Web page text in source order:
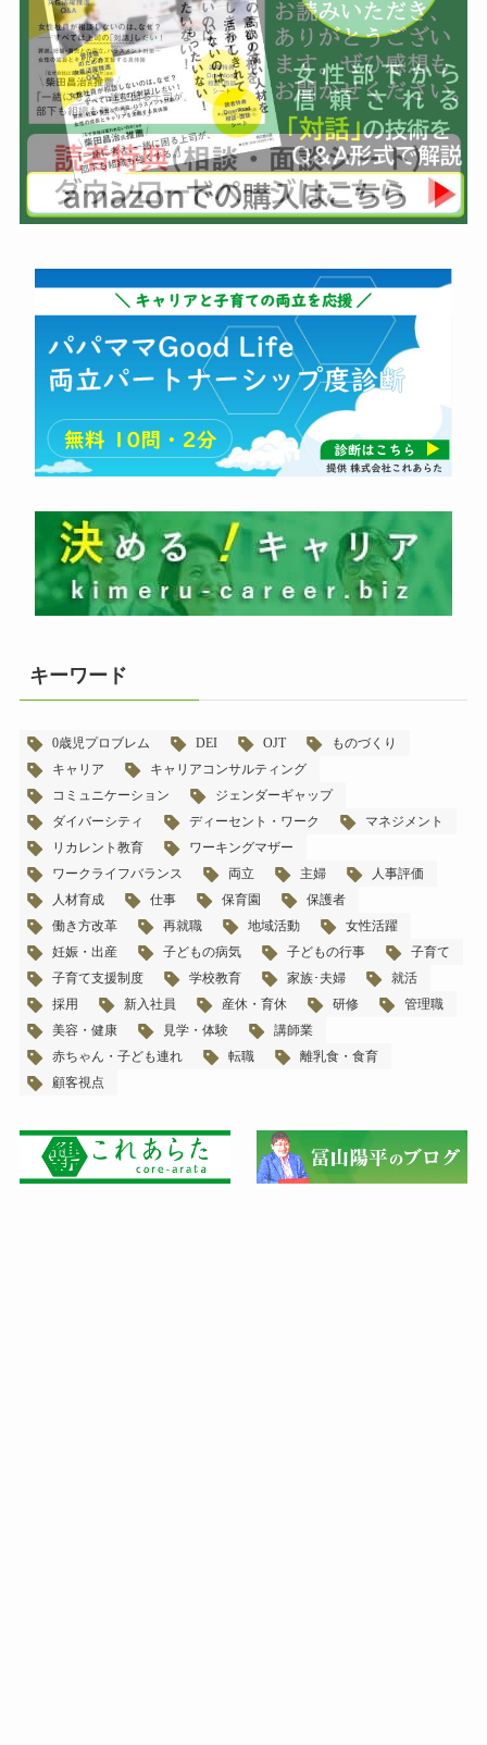
キーワード
0歳児プロブレム DEI OJT
ものづくり
キャリア
キャリアコンサルティング
コミュニケーション
ジェンダーギャップ
ダイバーシティ
ディーセント・ワーク
マネジメント
リカレント教育
ワーキングマザー
ワークライフバランス
両立 主婦
人事評価
人材育成
仕事 保育園
保護者
働き方改革
再就職 地域活動
女性活躍
妊娠・出産
子どもの病気 子どもの行事
子育て
子育て支援制度
学校教育 家族･夫婦
就活
採用
新入社員 産休・育休 研修
管理職
美容・健康
見学・体験
講師業
赤ちゃん・子ども連れ
転職
離乳食・食育
顧客視点